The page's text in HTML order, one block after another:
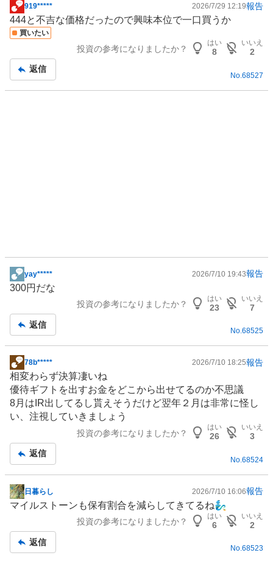
掲
示
板
919***** 2026/7/29 12:19報告
444と不吉な価格だったので興味本位で一口買うか
買いたい
投資の参考になりましたか？
はい
8
いいえ
2
返信
No. 68527
掲
示
事
yay***** 2026/7/10 19:43報告
300円だな
投資の参考になりましたか？
はい
23
いいえ
7
返信
No.68525
掲
示
板
記
事
78b***** 2026/7/10 18:25報告
相変わらず決算凄いね
優待ギフトを出すお金をどこから出せてるのか不思議
8月は IR出してるし貰えそうだけど翌年２月は非常に怪し
い、注視していきましょう
投資の参考になりましたか？
はい
26
いいえ
3
返信
No. 68524
掲
示
事
日暮らし 2026/7/10 16:06報告
マイルストーンも保有割合を減らしてきてるね🧞‍♂️
投資の参考になりましたか？
はい
6
いいえ
2
返信
No.68523